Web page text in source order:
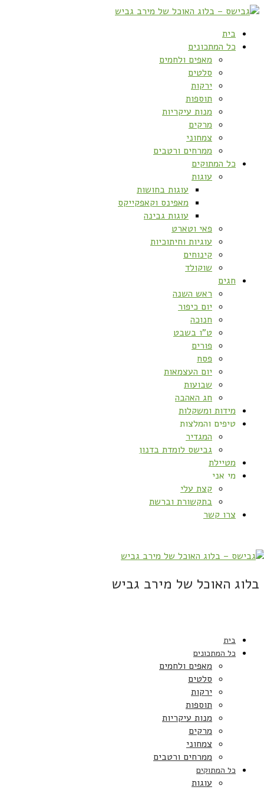
בית
כל המתכונים
מאפים ולחמים
סלטים
ירקות
תוספות
מנות עיקריות
מרקים
צמחוני
ממרחים ורטבים
כל המתוקים
עוגות
עוגות בחושות
מאפינס וקאפקייקס
עוגות גבינה
פאי וטארט
עוגיות וחיתוכיות
קינוחים
שוקולד
חגים
ראש השנה
יום כיפור
חנוכה
ט”ו בשבט
פורים
פסח
יום העצמאות
שבועות
חג האהבה
מידות ומשקלות
טיפים והמלצות
המגדיר
גבישס לומדת בדנון
מטיילת
מי אני
קצת עלי
בתקשורת וברשת
צרו קשר
בלוג האוכל של מירב גביש
בית
כל המתכונים
מאפים ולחמים
סלטים
ירקות
תוספות
מנות עיקריות
מרקים
צמחוני
ממרחים ורטבים
כל המתוקים
עוגות